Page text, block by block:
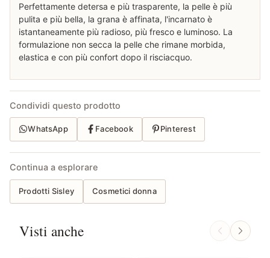
Perfettamente detersa e più trasparente, la pelle è più
pulita e più bella, la grana è affinata, l'incarnato è
istantaneamente più radioso, più fresco e luminoso. La
formulazione non secca la pelle che rimane morbida,
elastica e con più confort dopo il risciacquo.
Condividi questo prodotto
WhatsApp Facebook Pinterest
Continua a esplorare
Prodotti Sisley Cosmetici donna
Visti anche